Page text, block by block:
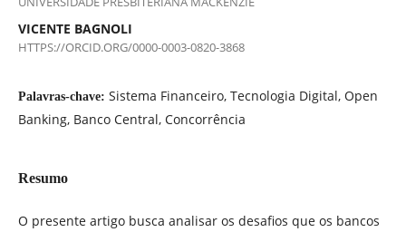
VICENTE BAGNOLI
HTTPS://ORCID.ORG/0000-0003-0820-3868
Palavras-chave: Sistema Financeiro, Tecnologia Digital, Open
Banking, Banco Central, Concorrência
Resumo
O presente artigo busca analisar os desafios que os bancos